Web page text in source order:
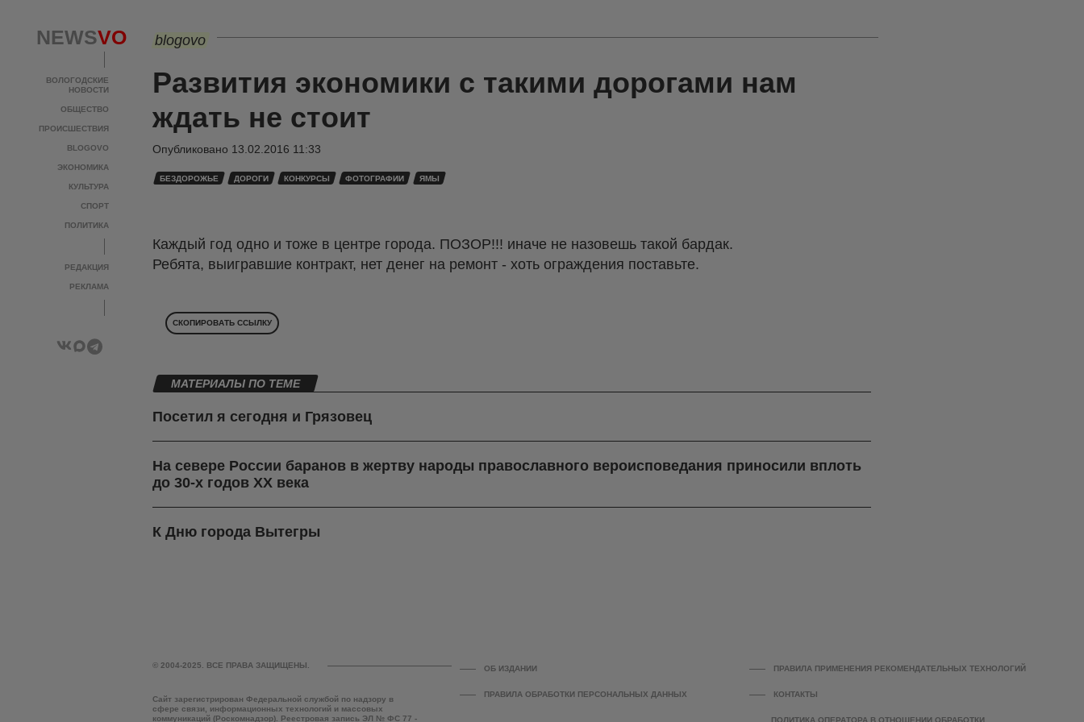
NEWSVO
ВОЛОГОДСКИЕ
НОВОСТИ
ОБЩЕСТВО
ПРОИСШЕСТВИЯ
BLOGOVO
ЭКОНОМИКА
КУЛЬТУРА
СПОРТ
ПОЛИТИКА
РЕДАКЦИЯ
РЕКЛАМА
blogovo
Развития экономики с такими дорогами нам
ждать не стоит
Опубликовано 13.02.2016 11:33
БЕЗДОРОЖЬЕ ДОРОГИ КОНКУРСЫ ФОТОГРАФИИ ЯМЫ
Каждый год одно и тоже в центре города. ПОЗОР!!! иначе не назовешь такой бардак.
Ребята, выигравшие контракт, нет денег на ремонт - хоть ограждения поставьте.
СКОПИРОВАТЬ ССЫЛКУ
МАТЕРИАЛЫ ПО ТЕМЕ
Посетил я сегодня и Грязовец
На севере России баранов в жертву народы православного вероисповедания приносили вплоть
до 30-х годов ХХ века
К Дню города Вытегры
© 2004-2025. ВСЕ ПРАВА ЗАЩИЩЕНЫ.
Сайт зарегистрирован Федеральной службой по надзору в
сфере связи, информационных технологий и массовых
коммуникаций (Роскомнадзор). Реестровая запись ЭЛ № ФС 77 -
ОБ ИЗДАНИИ ПРАВИЛА ПРИМЕНЕНИЯ РЕКОМЕНДАТЕЛЬНЫХ ТЕХНОЛОГИЙ
ПРАВИЛА ОБРАБОТКИ ПЕРСОНАЛЬНЫХ ДАННЫХ КОНТАКТЫ
ПОЛИТИКА ОПЕРАТОРА В ОТНОШЕНИИ ОБРАБОТКИ